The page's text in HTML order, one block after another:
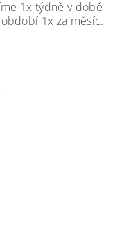
1x týdně v době
1x za měsíc.